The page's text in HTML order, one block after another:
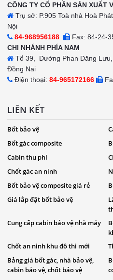
CÔNG TY CỔ PHẦN SẢN XUẤT
Trụ sở: P.905 Toà nhà Hoà
Nội
84-968956188
Fax: 84-24-
CHI NHÁNH PHÍA NAM
Tổ 39, Đường Phan Đăng Lưu,
Đồng Nai
Điện thoại: 84-965172166
LIÊN KẾT
Bốt bảo vệ
Bốt gác composite
Cabin thu phí
Chốt gác an ninh
Bốt bảo vệ composite giá rẻ
Giá lắp đặt bốt bảo vệ
Cung cấp cabin bảo vệ nhà máy
Chốt an ninh khu đô thi mới
Bảng giá bốt gác, nhà bảo vệ,
cabin bảo vệ, chốt bảo vệ